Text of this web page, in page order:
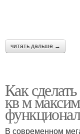
читать дальше →
Как
кв м
В современном